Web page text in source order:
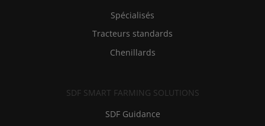
Spécialisés
Tracteurs standards
Chenillards
SDF SMART FARMING SOLUTIONS
SDF Guidance